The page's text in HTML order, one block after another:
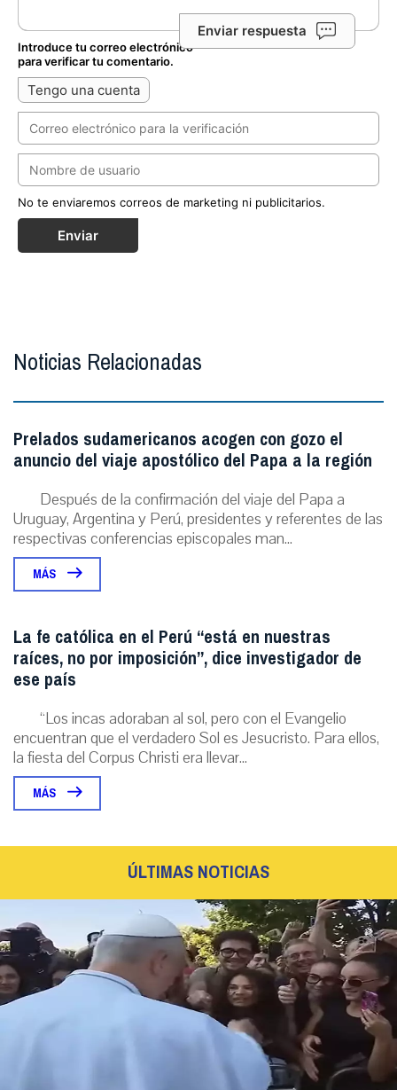
Enviar respuesta
Introduce tu correo electrónico
para verificar tu comentario.
Tengo una cuenta
No te enviaremos correos de marketing ni publicitarios.
Enviar
Noticias Relacionadas
Prelados sudamericanos acogen con gozo el
anuncio del viaje apostólico del Papa a la región
Después de la confirmación del viaje del Papa a
Uruguay, Argentina y Perú, presidentes y referentes de las
respectivas conferencias episcopales man...
MÁS
La fe católica en el Perú “está en nuestras
raíces, no por imposición”, dice investigador de
ese país
“Los incas adoraban al sol, pero con el Evangelio
encuentran que el verdadero Sol es Jesucristo. Para ellos,
la fiesta del Corpus Christi era llevar...
MÁS
ÚLTIMAS NOTICIAS